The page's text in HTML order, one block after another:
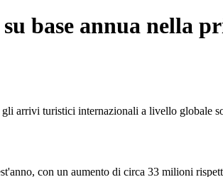
base annua nella
arrivi turistici internazionali a livello globale
con un aumento di circa 33 milioni